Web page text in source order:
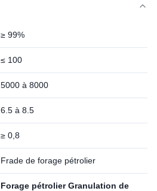
≥ 99%
≤ 100
5000 à 8000
6.5 à 8.5
≥ 0,8
Frade de forage pétrolier
Forage pétrolier Granulation de